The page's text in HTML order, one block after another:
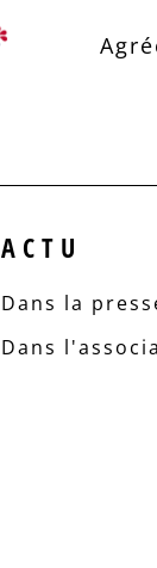
ACTU
Dans la
Dans